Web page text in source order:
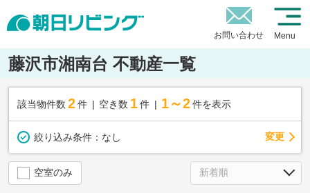
お問い合わせ Menu
藤沢市湘南台 不動産一覧
該当物件数 2件 空き数 1 件 1～2 件を表示
絞り込み条件： なし 変更
空室のみ